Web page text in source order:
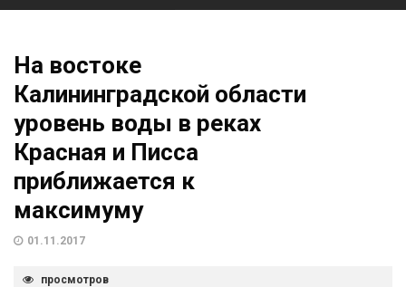
На востоке
Калининградской области
уровень воды в реках
Красная и Писса
приближается к
максимуму
01.11.2017
просмотров